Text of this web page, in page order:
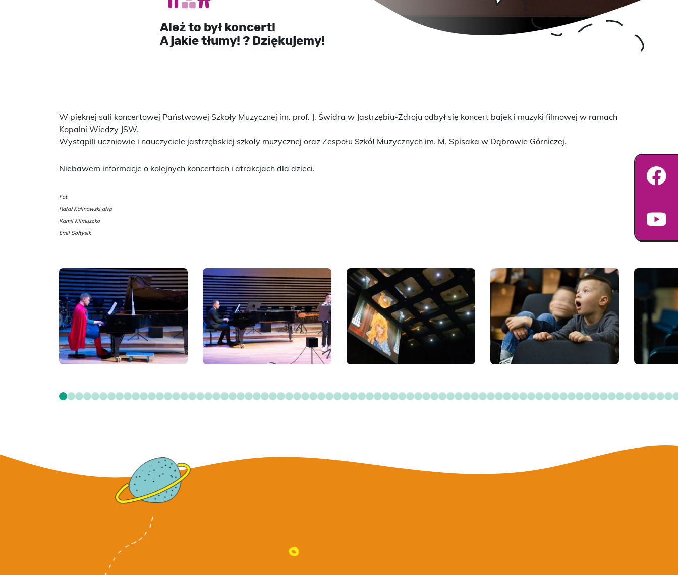
Ależ to był koncert!
A jakie tłumy! ? Dziękujemy!
W pięknej sali koncertowej Państwowej Szkoły Muzycznej im. prof. J. Świdra w Jastrzębiu-Zdroju odbył się koncert bajek i muzyki filmowej w ramach
Kopalni Wiedzy JSW.
Wystąpili uczniowie i nauczyciele jastrzębskiej szkoły muzycznej oraz Zespołu Szkół Muzycznych im. M. Spisaka w Dąbrowie Górniczej.
Niebawem informacje o kolejnych koncertach i atrakcjach dla dzieci.
Fot.
Rafał Kalinowski afrp
Kamil Klimuszko
Emil Sołtysik